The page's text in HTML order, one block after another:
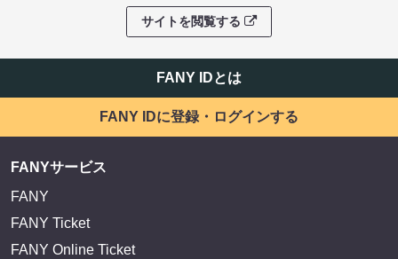
サイトを閲覧する
FANY IDとは
FANY IDに登録・ログインする
FANYサービス
FANY
FANY Ticket
FANY Online Ticket